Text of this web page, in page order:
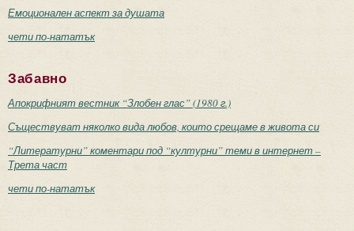
Емоционален аспект за душата
чети по-нататък
Забавно
Апокрифният вестник “Злобен глас” (1980 г.)
Съществуват няколко вида любов, които срещаме в живота си
“Литературни” коментари под “културни” теми в интернет –
Трета част
чети по-нататък